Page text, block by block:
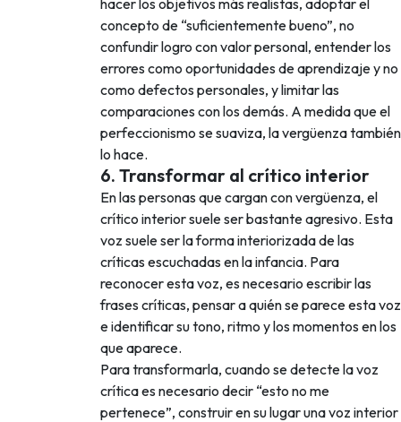
hacer los objetivos más realistas, adoptar el
concepto de “suficientemente bueno”, no
confundir logro con valor personal, entender los
errores como oportunidades de aprendizaje y no
como defectos personales, y limitar las
comparaciones con los demás. A medida que el
perfeccionismo se suaviza, la vergüenza también
lo hace.
6. Transformar al crítico interior
En las personas que cargan con vergüenza, el
crítico interior suele ser bastante agresivo. Esta
voz suele ser la forma interiorizada de las
críticas escuchadas en la infancia. Para
reconocer esta voz, es necesario escribir las
frases críticas, pensar a quién se parece esta voz
e identificar su tono, ritmo y los momentos en los
que aparece.
Para transformarla, cuando se detecte la voz
crítica es necesario decir “esto no me
pertenece”, construir en su lugar una voz interior